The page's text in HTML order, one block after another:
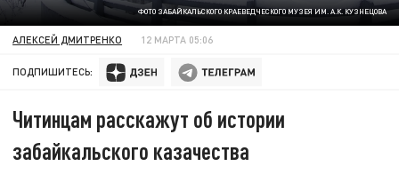
ФОТО ЗАБАЙКАЛЬСКОГО КРАЕВЕДЧЕСКОГО МУЗЕЯ ИМ. А.К. КУЗНЕЦОВА
АЛЕКСЕЙ ДМИТРЕНКО 12 МАРТА 05:06
ПОДПИШИТЕСЬ:
Читинцам расскажут об истории
забайкальского казачества